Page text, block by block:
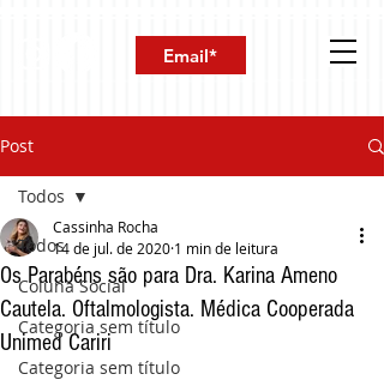
Post
Todos
Coluna Social
Categoria sem título
Categoria sem título
Todos
Os Parabéns são para Dra. Karina Ameno
Cautela. Oftalmologista. Médica Cooperada
Unimed Cariri
Cassinha Rocha
14 de jul. de 2020 1 min de leitura